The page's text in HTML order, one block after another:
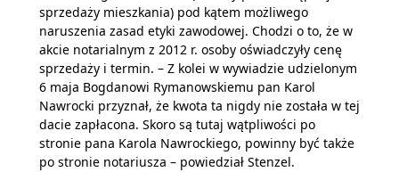
sprzedaży mieszkania) pod kątem możliwego
naruszenia zasad etyki zawodowej. Chodzi o to, że w
akcie notarialnym z 2012 r. osoby oświadczyły cenę
sprzedaży i termin. – Z kolei w wywiadzie udzielonym
6 maja Bogdanowi Rymanowskiemu pan Karol
Nawrocki przyznał, że kwota ta nigdy nie została w tej
dacie zapłacona. Skoro są tutaj wątpliwości po
stronie pana Karola Nawrockiego, powinny być także
po stronie notariusza – powiedział Stenzel.